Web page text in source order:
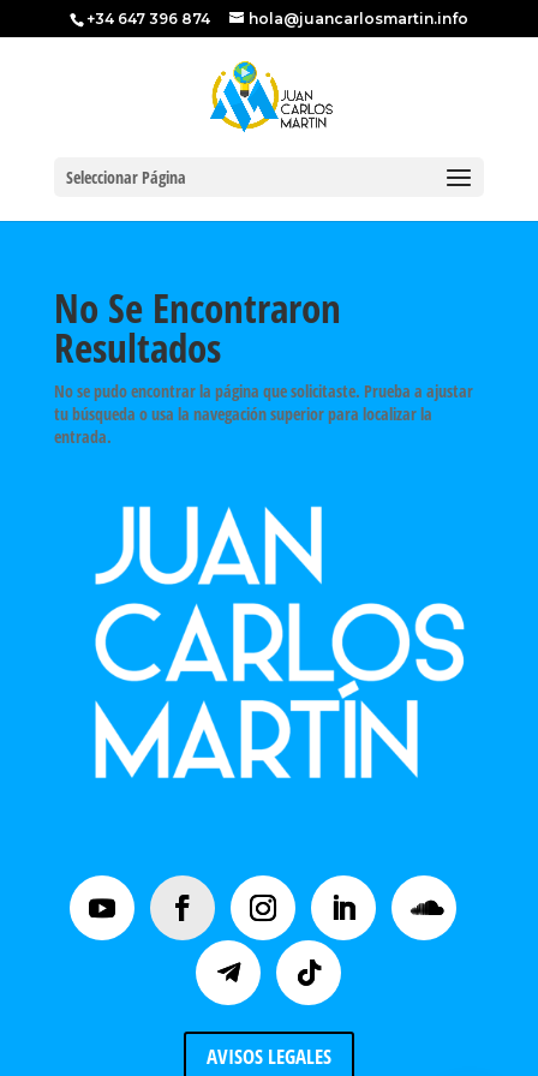
+34 647 396 874 hola@juancarlosmartin.info
Seleccionar Página
No Se Encontraron
Resultados
No se pudo encontrar la página que solicitaste. Prueba a ajustar
tu búsqueda o usa la navegación superior para localizar la
entrada.
AVISOS LEGALES